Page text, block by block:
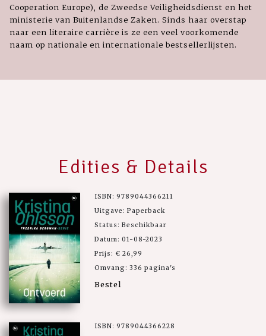
Cooperation Europe), de Zweedse Veiligheidsdienst en het
ministerie van Buitenlandse Zaken. Sinds haar overstap
naar een literaire carrière is ze een veel voorkomende
naam op nationale en internationale bestsellerlijsten.
Edities & Details
ISBN: 9789044366211
Uitgave: Paperback
Status: Beschikbaar
Datum: 01-08-2023
Prijs: € 26,99
Omvang: 336 pagina's
Bestel
ISBN: 9789044366228